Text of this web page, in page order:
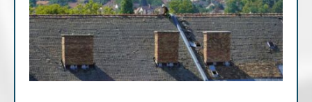
Archív cikkek